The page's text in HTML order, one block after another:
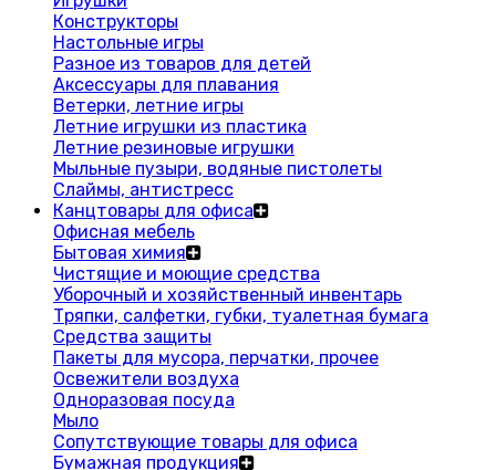
Конструкторы
Настольные игры
Разное из товаров для детей
Аксессуары для плавания
Ветерки, летние игры
Летние игрушки из пластика
Летние резиновые игрушки
Мыльные пузыри, водяные пистолеты
Слаймы, антистресс
Канцтовары для офиса
Офисная мебель
Бытовая химия
Чистящие и моющие средства
Уборочный и хозяйственный инвентарь
Тряпки, салфетки, губки, туалетная бумага
Средства защиты
Пакеты для мусора, перчатки, прочее
Освежители воздуха
Одноразовая посуда
Мыло
Сопутствующие товары для офиса
Бумажная продукция